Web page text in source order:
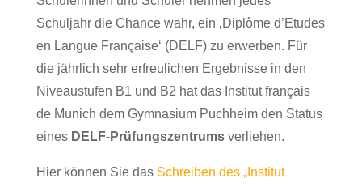
Schuljahr die Chance wahr, ein ‚Diplôme d’Etudes
en Langue Française‘ (DELF) zu erwerben. Für
die jährlich sehr erfreulichen Ergebnisse in den
Niveaustufen B1 und B2 hat das Institut français
de Munich dem Gymnasium Puchheim den Status
eines DELF-Prüfungszentrumsverliehen.
Hier können Sie das Schreiben des „Institut